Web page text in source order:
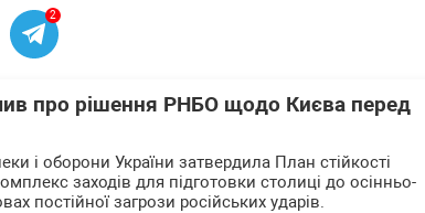
2
про рішення РНБО щодо Києва перед
і оборони України затвердила План стійкості
заходів для підготовки столиці до осінньо-
постійної загрози російських ударів.